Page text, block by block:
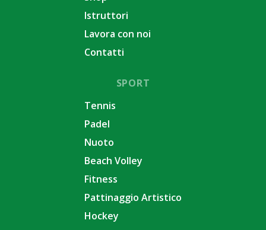
Istruttori
Lavora con noi
Contatti
SPORT
Tennis
Padel
Nuoto
Beach Volley
Fitness
Pattinaggio Artistico
Hockey